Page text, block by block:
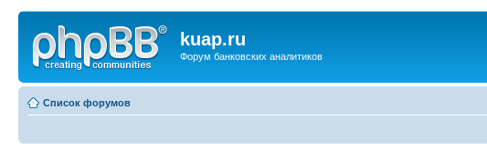
kuap.ru
Форум банковских аналитиков
Список форумов